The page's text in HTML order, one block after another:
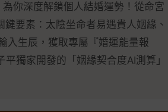
你深度解鎖個人結婚運勢！從命宮
要素：太陰坐命者易遇貴人姻緣、
入生辰，獲取專屬『婚運能量報
獨家開發的「姻緣契合度AI測算」